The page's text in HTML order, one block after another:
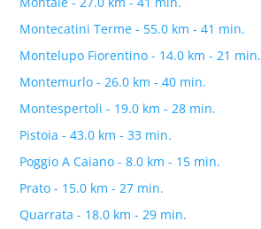
Montecatini Terme - 55.0 km - 41 min.
Montelupo Fiorentino - 14.0 km - 21 min.
Montemurlo - 26.0 km - 40 min.
Montespertoli - 19.0 km - 28 min.
Pistoia - 43.0 km - 33 min.
Poggio A Caiano - 8.0 km - 15 min.
Prato - 15.0 km - 27 min.
Quarrata - 18.0 km - 29 min.